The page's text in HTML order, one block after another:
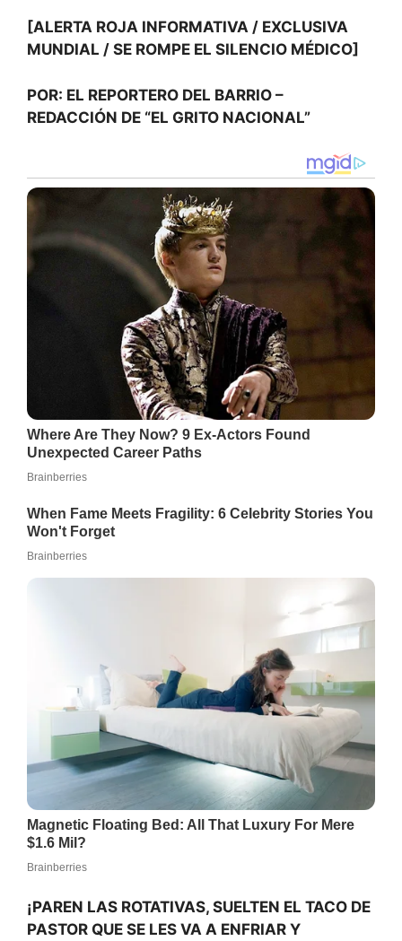
[ALERTA ROJA INFORMATIVA / EXCLUSIVA
MUNDIAL / SE ROMPE EL SILENCIO MÉDICO]
POR: EL REPORTERO DEL BARRIO –
REDACCIÓN DE “EL GRITO NACIONAL”
¡PAREN LAS ROTATIVAS, SUELTEN EL TACO DE
PASTOR QUE SE LES VA A ENFRIAR Y